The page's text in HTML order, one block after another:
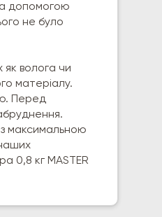
допомогою
не було
як волога чи
матеріалу.
Перед
максимальною
0,8 кг MASTER